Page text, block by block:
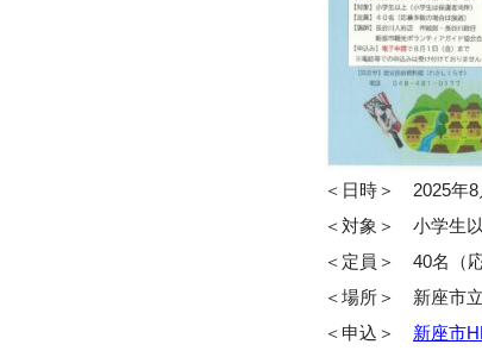
＜日時＞ 2025年8
＜対象＞ 小学生以
＜定員＞ 40名（
＜場所＞ 新座市
＜申込＞ 新座市